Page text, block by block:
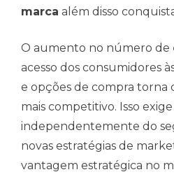
marca além disso
O aumento no número de
acesso dos consumidores
e opções de compra torna
mais competitivo. Isso
independentemente do
novas estratégias de
vantagem estratégica no